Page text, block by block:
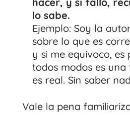
lo sabe.
Ejemplo: Soy la
sobre lo que es
y si me equivoco, es
todos modos es
es real. Sin saber
Vale la pena